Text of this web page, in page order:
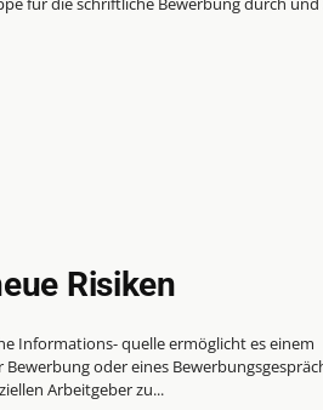
Risiken
Informations- quelle ermöglicht es einem
oder eines
Arbeitgeber zu...